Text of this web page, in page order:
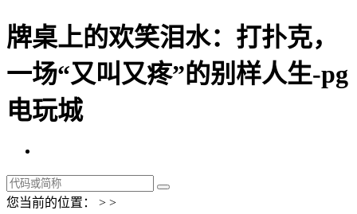
牌桌上的欢笑泪水：打扑克，
一场“又叫又疼”的别样人生-pg
电玩城
您当前的位置： > >